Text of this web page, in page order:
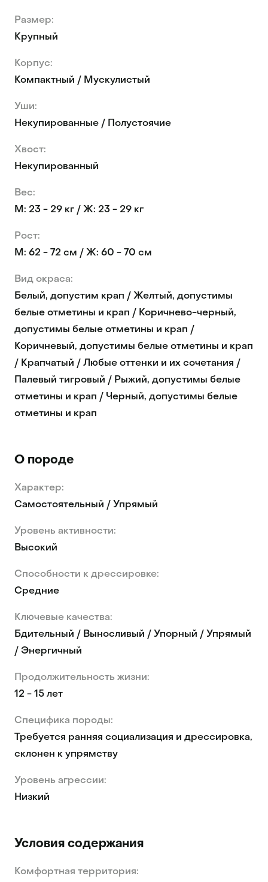
Размер:
Крупный
Корпус:
Компактный / Мускулистый
Уши:
Некупированные / Полустоячие
Хвост:
Некупированный
Вес:
М: 23 - 29 кг / Ж: 23 - 29 кг
Рост:
М: 62 - 72 см / Ж: 60 - 70 см
Вид окраса:
Белый, допустим крап / Желтый, допустимы
белые отметины и крап / Коричнево-черный,
допустимы белые отметины и крап /
Коричневый, допустимы белые отметины и крап
/ Крапчатый / Любые оттенки и их сочетания /
Палевый тигровый / Рыжий, допустимы белые
отметины и крап / Черный, допустимы белые
отметины и крап
О породе
Характер:
Самостоятельный / Упрямый
Уровень активности:
Высокий
Способности к дрессировке:
Средние
Ключевые качества:
Бдительный / Выносливый / Упорный / Упрямый
/ Энергичный
Продолжительность жизни:
12 - 15 лет
Специфика породы:
Требуется ранняя социализация и дрессировка,
склонен к упрямству
Уровень агрессии:
Низкий
Условия содержания
Комфортная территория: